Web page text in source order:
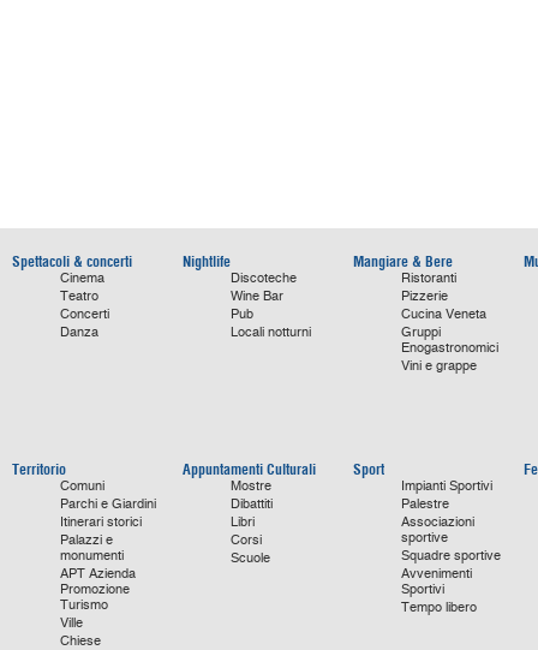
Spettacoli & concerti
Cinema
Teatro
Concerti
Danza
Nightlife
Discoteche
Wine Bar
Pub
Locali notturni
Mangiare & Bere
Ristoranti
Pizzerie
Cucina Veneta
Gruppi
Enogastronomici
Vini e grappe
Territorio
Comuni
Parchi e Giardini
Itinerari storici
Palazzi e
monumenti
APT Azienda
Promozione
Turismo
Ville
Chiese
Appuntamenti Culturali
Mostre
Dibattiti
Libri
Corsi
Scuole
Sport
Impianti Sportivi
Palestre
Associazioni
sportive
Squadre sportive
Avvenimenti
Sportivi
Tempo libero